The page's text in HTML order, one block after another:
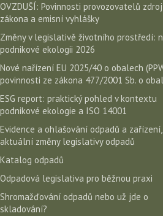
OVZDUŠÍ: Povinnosti provozovatelů
zákona a emisní vyhlášky
Změny v legislativě životního prostředí:
podnikové ekologii 2026
Nové nařízení EU 2025/40 o obalech
povinnosti ze zákona 477/2001 Sb. o
ESG report: praktický pohled v kontextu
podnikové ekologie a ISO 14001
Evidence a ohlašování odpadů a zařízení,
aktuální změny legislativy odpadů
Katalog odpadů
Odpadová legislativa pro běžnou praxi
Shromažďování odpadů nebo už jde o
skladování?